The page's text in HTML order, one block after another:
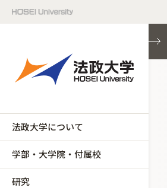
法政大学について
学部・大学院・付属校
研究